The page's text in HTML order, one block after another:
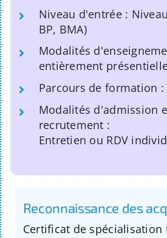
Niveau d'entrée :
BP, BMA)
Modalités
entièrement
Parcours de formation
Modalités d'admission
recrutement :
Entretien ou RDV
Reconnaissance des
Certificat de spécialisation